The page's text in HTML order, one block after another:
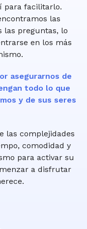
para facilitarlo.
las
las preguntas, lo
en los más
asegurarnos de
todo lo que
y de sus seres
las complejidades
comodidad y
para activar su
a disfrutar